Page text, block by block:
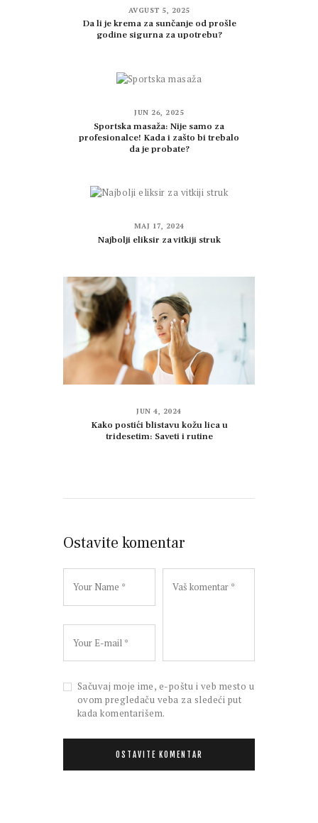
AVGUST 5, 2025
Da li je krema za sunčanje od prošle
godine sigurna za upotrebu?
JUN 26, 2025
Sportska masaža: Nije samo za
profesionalce! Kada i zašto bi trebalo
da je probate?
MAJ 17, 2024
Najbolji eliksir za vitkiji struk
JUN 4, 2024
Kako postići blistavu kožu lica u
tridesetim: Saveti i rutine
Ostavite komentar
Sačuvaj moje ime, e-poštu i veb mesto u
ovom pregledaču veba za sledeći put
kada komentarišem.